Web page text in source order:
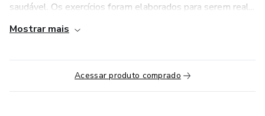
saudável. Os exercícios foram elaborados para serem real...
Mostrar mais
Acessar produto comprado